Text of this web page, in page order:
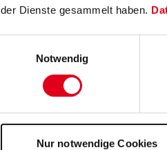
der Dienste gesammelt haben.
Notwendig
Nur notwendige Cookies